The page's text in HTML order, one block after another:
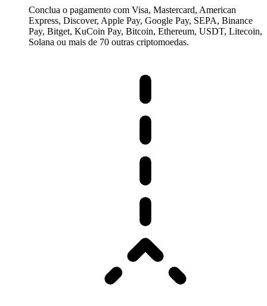
Conclua o pagamento com Visa, Mastercard, American
Express, Discover, Apple Pay, Google Pay, SEPA, Binance
Pay, Bitget, KuCoin Pay, Bitcoin, Ethereum, USDT, Litecoin,
Solana ou mais de 70 outras criptomoedas.